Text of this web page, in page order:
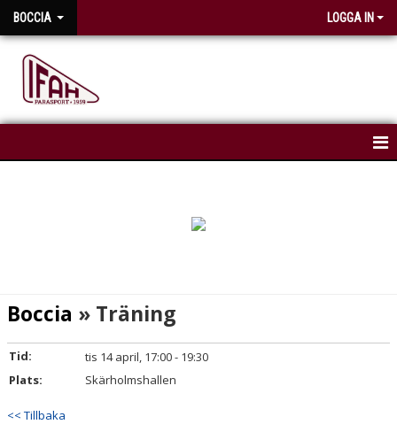
BOCCIA LOGGA IN
Boccia » Träning
Tid:
tis 14 april, 17:00 - 19:30
Plats:
Skärholmshallen
<< Tillbaka